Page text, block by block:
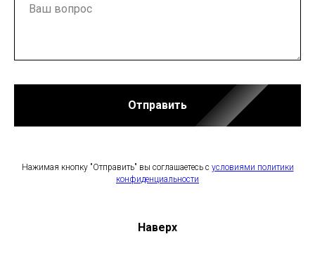
Отправить
Нажимая кнопку "Отправить" вы соглашаетесь с условиями политики
конфиденциальности
Наверх